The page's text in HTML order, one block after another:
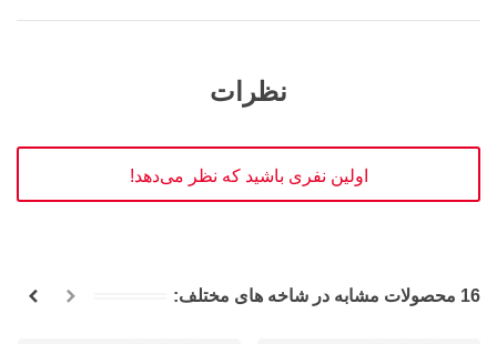
نظرات
اولین نفری باشید که نظر می‌دهد!
16 محصولات مشابه در شاخه های مختلف: